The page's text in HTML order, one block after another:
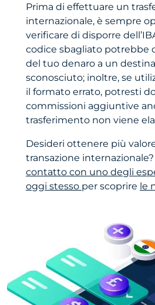
Prima di effettuare un
internazionale, è sempre
verificare di disporre
codice sbagliato potrebbe
del tuo denaro a un
sconosciuto; inoltre, se
il formato errato, potresti
commissioni aggiuntive
trasferimento non viene
Desideri ottenere più
transazione internazionale?
contatto con uno degli
oggi stesso per scoprire le